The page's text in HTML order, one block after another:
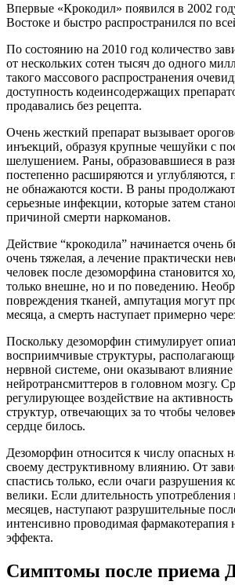
Впервые «Крокодил» появился в 2002
Востоке и быстро распространился по
По состоянию на 2010 год количество
от нескольких сотен тысяч до одного
такого массового распространения
доступность кодеинсодержащих
продавались без рецепта.
Очень жесткий препарат вызывает
инъекций, образуя крупные чешуйки с
шелушением. Раны, образовавшиеся в
постепенно расширяются и углубляются,
не обнажаются кости. В раны
серьезные инфекции, которые затем
причиной смерти наркоманов.
Действие “крокодила” начинается очень
очень тяжелая, а лечение практически
человек после дезоморфина становится
только внешне, но и по поведению.
повреждения тканей, ампутация могут
месяца, а смерть наступает примерно
Поскольку дезоморфин стимулирует
восприимчивые структуры,
нервной системе, они оказывают
нейротрансмиттеров в головном мозгу.
регулирующее воздействие на
структур, отвечающих за то чтобы
сердце билось.
Дезоморфин относится к числу опасных
своему деструктивному влиянию. От
спастись только, если очаги разрушения
велики. Если длительность употребления
месяцев, наступают разрушительные
интенсивно проводимая фармакотерапия
эффекта.
Симптомы после приема